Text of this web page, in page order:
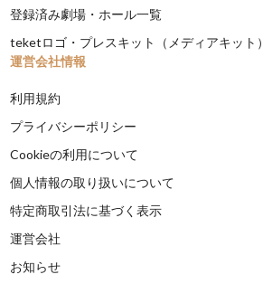
登録済み劇場・ホール一覧
teketロゴ・プレスキット（メディアキット）
運営会社情報
利用規約
プライバシーポリシー
Cookieの利用について
個人情報の取り扱いについて
特定商取引法に基づく表示
運営会社
お知らせ